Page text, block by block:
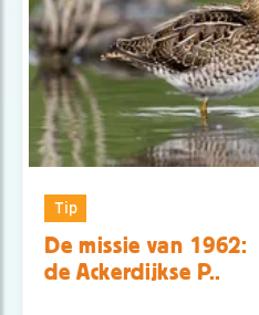
Tip
De missie van 1962:
de Ackerdijkse P..